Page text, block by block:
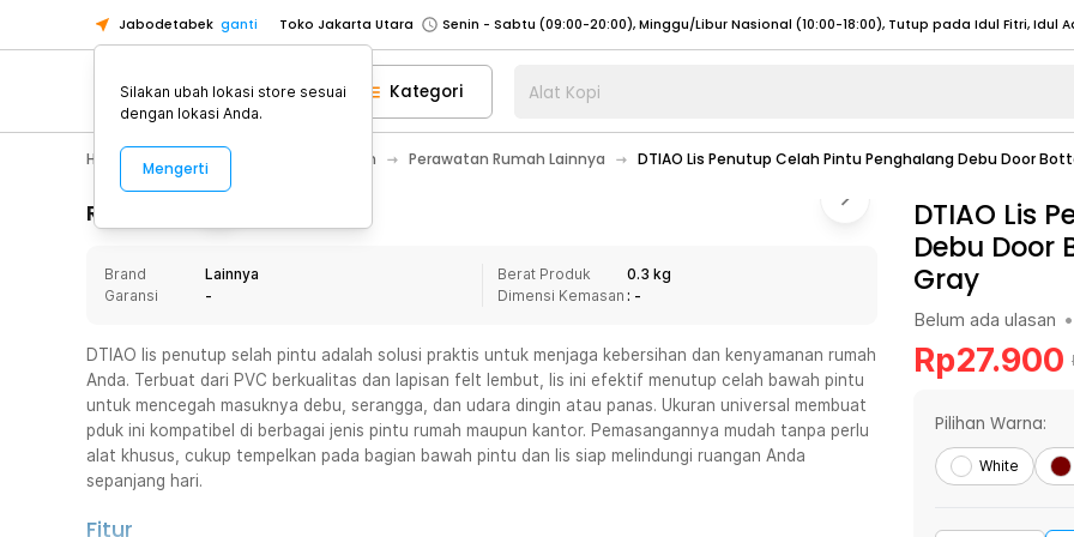
Jabodetabek ganti Toko Jakarta Utara
Toko Tangerang
Toko Cikupa
Pick n Go Jakarta Barat
Senin - Jumat (07:00 - 20:00), Sabtu - Minggu (08:00 - 20:00), Tutup pada Idul Fitri
Pick n Go Bekasi
Senin - Jumat (08:00 - 20:00), Sabtu - Minggu/ Libur Nasional (08:00 - 17:00) Selengkapnya
Senin - Jumat (08:00 - 20:00), Sabtu - Minggu/ Libur Nasional (08:00 - 17:00) Selengkapnya
Senin - Sabtu (09:00-20:00), Minggu/Libur Nasional (12:00-20:00), Tutup pada Idul Fitri
Senin - Sabtu (09:00-20:00), Minggu/Libur Nasional (12:00-20:00), Tutup pada Idul Fitri
Toko Tangerang
Toko Cikupa
Pick n Go Jakarta Barat
Senin - Jumat (07:00 - 20:00), Sabtu - Minggu (08:00 - 20:00), Tutup pada Idul Fitri
Pick n Go Bekasi
Senin - Jumat (08:00 - 20:00), Sabtu - Minggu/ Libur Nasional (08:00 - 17:00) Selengkapnya
Kategori Alat Kopi
Home Appliance Perawatan Rumah Perawatan Rumah Lainnya DTIAO Lis Penutup Celah Pintu Penghalang Debu Door
Rincian Produk
Brand
Lainnya
Garansi
-
Berat Produk
0.3 kg
Dimensi Kemasan : -
DTIAO lis penutup selah pintu adalah solusi praktis untuk menjaga kebersihan dan kenyamanan rumah
Anda. Terbuat dari PVC berkualitas dan lapisan felt lembut, lis ini efektif menutup celah bawah pintu
untuk mencegah masuknya debu, serangga, dan udara dingin atau panas. Ukuran universal membuat
pduk ini kompatibel di berbagai jenis pintu rumah maupun kantor. Pemasangannya mudah tanpa perlu
alat khusus, cukup tempelkan pada bagian bawah pintu dan lis siap melindungi ruangan Anda
sepanjang hari.
Fitur
DTIAO Lis
Debu Door
Gray
Belum ada ulasan •
Rp27.900
Pilihan Warna:
White
Silakan ubah lokasi store sesuai
dengan lokasi Anda.
Mengerti